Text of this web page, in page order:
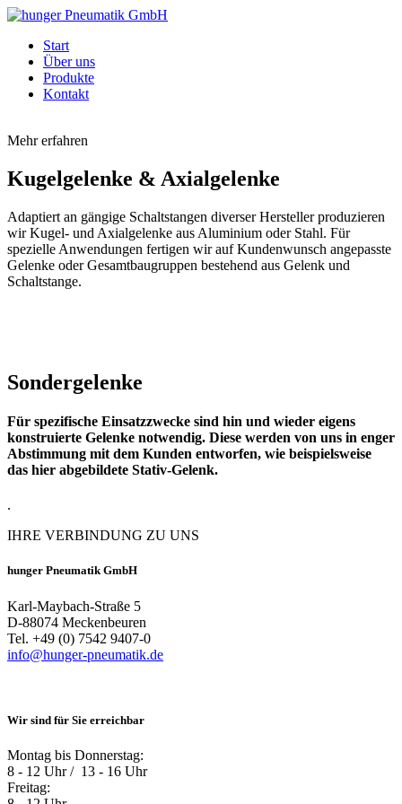
Start
Über uns
Produkte
Kontakt
Mehr erfahren
Kugelgelenke & Axialgelenke
Adaptiert an gängige Schaltstangen diverser Hersteller produzieren
wir Kugel- und Axialgelenke aus Aluminium oder Stahl. Für
spezielle Anwendungen fertigen wir auf Kundenwunsch angepasste
Gelenke oder Gesamtbaugruppen bestehend aus Gelenk und
Schaltstange.
Sondergelenke
Für spezifische Einsatzzwecke sind hin und wieder eigens
konstruierte Gelenke notwendig. Diese werden von uns in enger
Abstimmung mit dem Kunden entworfen, wie beispielsweise
das hier abgebildete Stativ-Gelenk.
.
IHRE VERBINDUNG ZU UNS
hunger Pneumatik GmbH
Karl-Maybach-Straße 5
D-88074 Meckenbeuren
Tel. +49 (0) 7542 9407-0
info@hunger-pneumatik.de
Wir sind für Sie erreichbar
Montag bis Donnerstag:
8 - 12 Uhr / ­ 13 - 16 Uhr
Freitag: